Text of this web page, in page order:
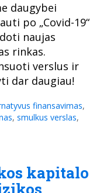
daugybei
po „Covid-19“
naujas
rinkas.
verslus ir
dar daugiau!
finansavimas,
, smulkus verslas,
kapitalo